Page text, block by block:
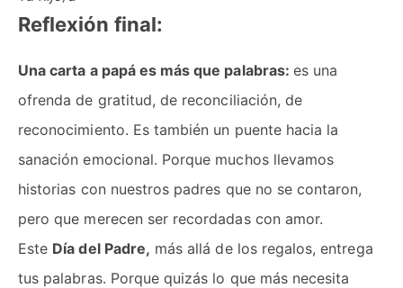
Reflexión final:
Una carta a papá es más que palabras: es una
ofrenda de gratitud, de reconciliación, de
reconocimiento. Es también un puente hacia la
sanación emocional. Porque muchos llevamos
historias con nuestros padres que no se contaron,
pero que merecen ser recordadas con amor.
Este Día del Padre, más allá de los regalos, entrega
tus palabras. Porque quizás lo que más necesita